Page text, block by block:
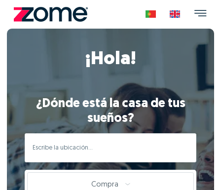
¡Hola!
¿Dónde está la casa de tus
sueños?
Compra